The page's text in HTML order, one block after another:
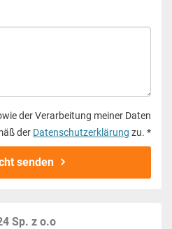
der Verarbeitung meiner Daten
der Datenschutzerklärung zu. *
senden
Sp. z o.o